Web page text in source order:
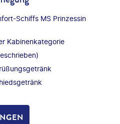
Schiffs MS Prinzessin
Kabinenkategorie